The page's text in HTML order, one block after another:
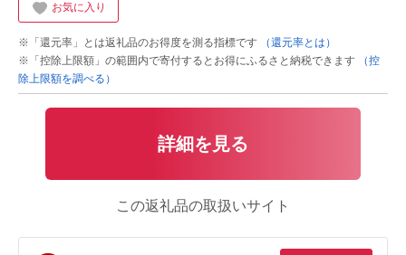
お気に入り
※「還元率」とは返礼品のお得度を測る指標です
（還元率とは）
※「控除上限額」の範囲内で寄付するとお得にふるさと納税できます
（控
除上限額を調べる）
詳細を見る
この返礼品の取扱いサイト